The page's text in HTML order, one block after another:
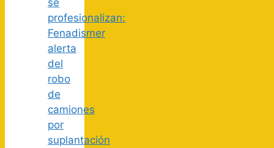
profesionalizan:
Fenadismer
alerta
del
robo
de
camiones
por
suplantación